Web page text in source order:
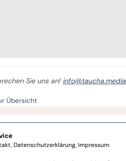
Sie uns an! info@taucha.media
Übersicht
Datenschutzerklärung Impressum